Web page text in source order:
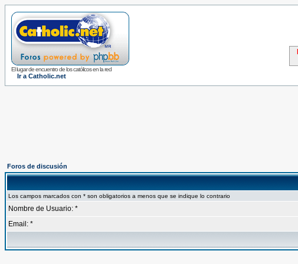
El lugar de encuentro de los católicos en la red
Ir a Catholic.net
Foros de discusión
Los campos marcados con * son obligatorios a menos que se indique lo contrario
Nombre de Usuario: *
Email: *